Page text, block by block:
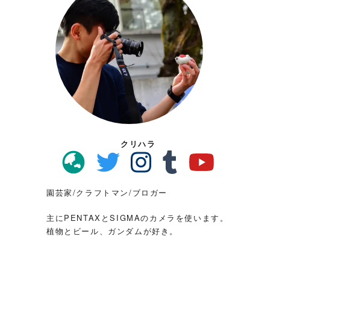
クリハラ
園芸家/クラフトマン/ブロガー
主にPENTAXとSIGMAのカメラを使います。
植物とビール、ガンダムが好き。